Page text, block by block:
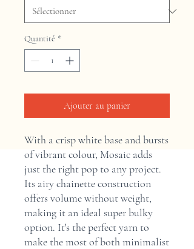
Quantité *
Ajouter au panier
With a crisp white base and bursts
of vibrant colour, Mosaic adds
just the right pop to any project.
Its airy chainette construction
offers volume without weight,
making it an ideal super bulky
option. It's the perfect yarn to
make the most of both minimalist